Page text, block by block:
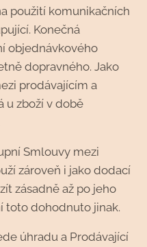
použití komunikačních
Konečná
objednávkového
dopravného. Jako
prodávajícím a
u zboží v době
Smlouvy mezi
zároveň i jako dodací
zásadně až po jeho
toto dohodnuto jinak.
úhradu a Prodávající